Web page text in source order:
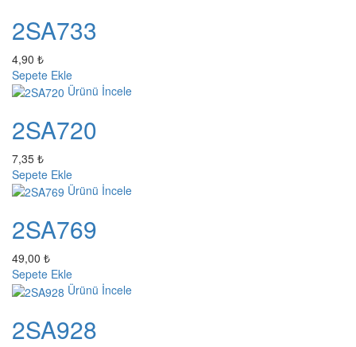
2SA733
4,90 ₺
Sepete Ekle
Ürünü İncele
2SA720
7,35 ₺
Sepete Ekle
Ürünü İncele
2SA769
49,00 ₺
Sepete Ekle
Ürünü İncele
2SA928